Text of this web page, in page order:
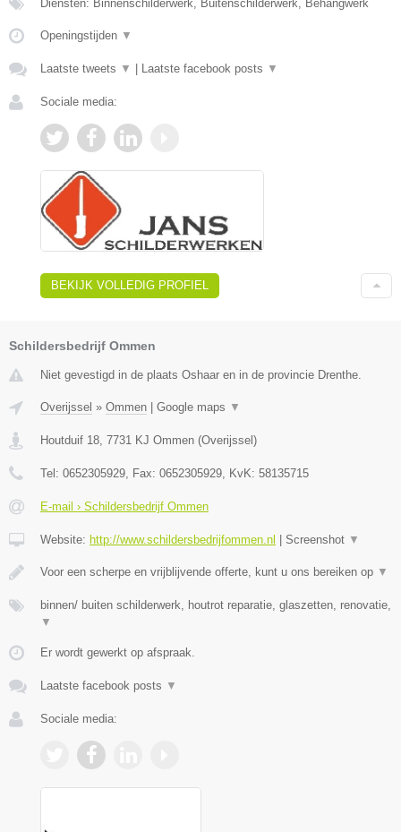
Diensten: Binnenschilderwerk, Buitenschilderwerk, Behangwerk
Openingstijden ▼
Laatste tweets ▼ | Laatste facebook posts ▼
Sociale media:
BEKIJK VOLLEDIG PROFIEL
Schildersbedrijf Ommen
Niet gevestigd in de plaats Oshaar en in de provincie Drenthe.
Overijssel » Ommen Google maps ▼
Houtduif 18 7731 KJ Ommen (Overijssel )
Tel: 0652305929 , Fax: 0652305929 , KvK: 58135715
E-mail › Schildersbedrijf Ommen
Website: http://www.schildersbedrijfommen.nl Screenshot ▼
Voor een scherpe en vrijblijvende offerte, kunt u ons bereiken op ▼
binnen/ buiten schilderwerk, houtrot reparatie, glaszetten, renovatie,
▼
Er wordt gewerkt op afspraak.
Laatste facebook posts ▼
Sociale media: